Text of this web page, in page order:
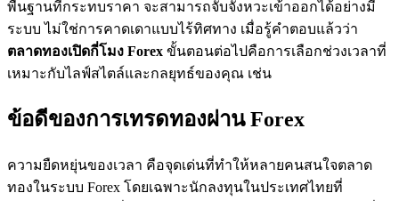
พื้นฐานที่กระทบราคา จะสามารถจับจังหวะเข้าออกได้อย่างมี
ระบบ ไม่ใช่การคาดเดาแบบไร้ทิศทาง เมื่อรู้คำตอบแล้วว่า
ตลาดทองเปิดกี่โมง Forex ขั้นตอนต่อไปคือการเลือกช่วงเวลาที่
เหมาะกับไลฟ์สไตล์และกลยุทธ์ของคุณ เช่น
ข้อดีของการเทรดทองผ่าน Forex
ความยืดหยุ่นของเวลา คือจุดเด่นที่ทำให้หลายคนสนใจตลาด
ทองในระบบ Forex โดยเฉพาะนักลงทุนในประเทศไทยที่